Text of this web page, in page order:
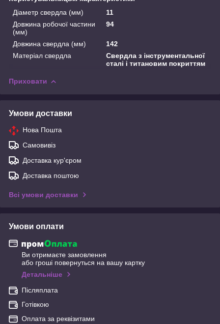
Діаметр свердла (мм)
11
Довжина робочої частини
(мм)
94
Довжина свердла (мм)
142
Матеріал свердла
Свердла з інструментальної
сталі і титановим покриттям
Приховати
Умови доставки
Нова Пошта
Самовивіз
Доставка кур'єром
Доставка поштою
Всі умови доставки
Умови оплати
Ви отримаєте замовлення
або гроші повернуться на вашу картку
Детальніше
Післяплата
Готівкою
Оплата за реквізитами